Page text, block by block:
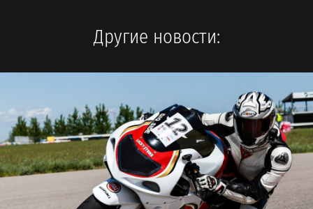
Другие новости: